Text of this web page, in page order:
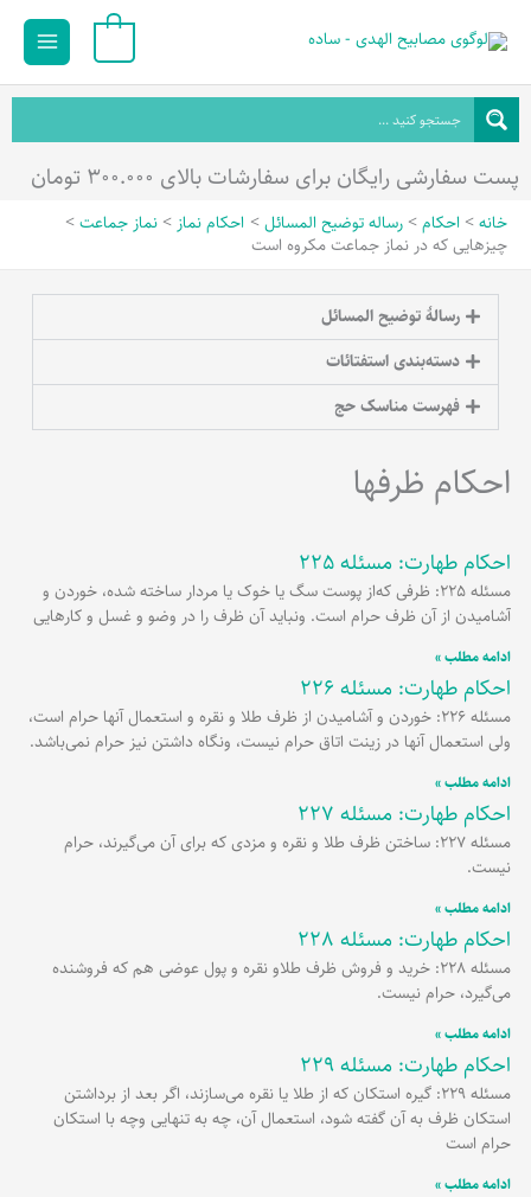
محتوا
Main
پست سفارشی رایگان برای سفارشات بالای ۳۰۰.۰۰۰ تومان
خانه احکام رساله توضیح المسائل احکام نماز
نماز جماعت
چیزهایی که در نماز جماعت مکروه است
رسالۀ توضیح المسائل
دسته‌بندی استفتائات
فهرست مناسک حج
احکام ظرفها
احکام طهارت: مسئله 225
مسئله 225: ظرفی که‌از پوست سگ یا خوک یا مردار ساخته شده، خوردن و
آشامیدن از آن ظرف حرام است. ونباید آن ظرف را در وضو و غسل و کارهایی
ادامه مطلب »
احکام طهارت: مسئله 226
مسئله 226: خوردن و آشامیدن از ظرف طلا و نقره و استعمال آنها حرام است،
ولی استعمال آنها در زینت اتاق حرام نیست، ونگاه داشتن نیز حرام نمی‌باشد.
ادامه مطلب »
احکام طهارت: مسئله 227
مسئله 227: ساختن ظرف طلا و نقره و مزدی که برای آن می‌گیرند، حرام
نیست.
ادامه مطلب »
احکام طهارت: مسئله 228
مسئله 228: خرید و فروش ظرف طلاو نقره و پول عوضی هم که فروشنده
می‌گیرد، حرام نیست.
ادامه مطلب »
احکام طهارت: مسئله 229
مسئله 229: گیره استکان که از طلا یا نقره می‌سازند، اگر بعد از برداشتن
استکان ظرف به آن گفته شود، استعمال آن، چه به تنهایی وچه با استکان
حرام است
ادامه مطلب »